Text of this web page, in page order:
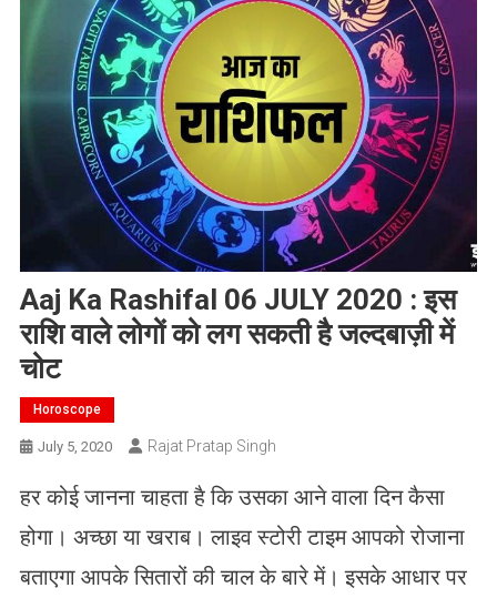
Aaj Ka Rashifal 06 JULY 2020 : इस
राशि वाले लोगों को लग सकती है जल्दबाज़ी में
चोट
Horoscope
July 5, 2020 Rajat Pratap Singh
हर कोई जानना चाहता है कि उसका आने वाला दिन कैसा
होगा। अच्छा या खराब। लाइव स्टोरी टाइम आपको रोजाना
बताएगा आपके सितारों की चाल के बारे में। इसके आधार पर